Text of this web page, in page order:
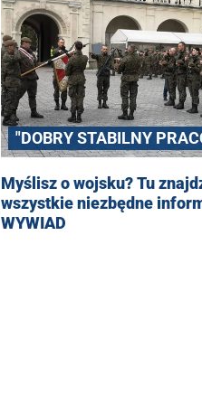
"DOBRY STABILNY
Myślisz o wojsku? Tu
wszystkie niezbędne
WYWIAD